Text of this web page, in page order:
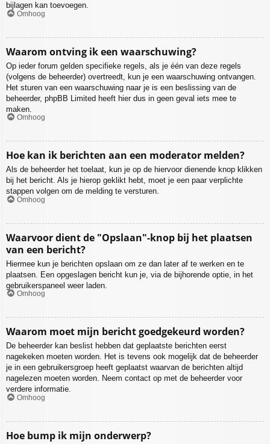
bijlagen kan toevoegen.
Omhoog
Waarom ontving ik een waarschuwing?
Op ieder forum gelden specifieke regels, als je één van deze regels
(volgens de beheerder) overtreedt, kun je een waarschuwing ontvangen.
Het sturen van een waarschuwing naar je is een beslissing van de
beheerder, phpBB Limited heeft hier dus in geen geval iets mee te
maken.
Omhoog
Hoe kan ik berichten aan een moderator melden?
Als de beheerder het toelaat, kun je op de hiervoor dienende knop klikken
bij het bericht. Als je hierop geklikt hebt, moet je een paar verplichte
stappen volgen om de melding te versturen.
Omhoog
Waarvoor dient de "Opslaan"-knop bij het plaatsen
van een bericht?
Hiermee kun je berichten opslaan om ze dan later af te werken en te
plaatsen. Een opgeslagen bericht kun je, via de bijhorende optie, in het
gebruikerspaneel weer laden.
Omhoog
Waarom moet mijn bericht goedgekeurd worden?
De beheerder kan beslist hebben dat geplaatste berichten eerst
nagekeken moeten worden. Het is tevens ook mogelijk dat de beheerder
je in een gebruikersgroep heeft geplaatst waarvan de berichten altijd
nagelezen moeten worden. Neem contact op met de beheerder voor
verdere informatie.
Omhoog
Hoe bump ik mijn onderwerp?